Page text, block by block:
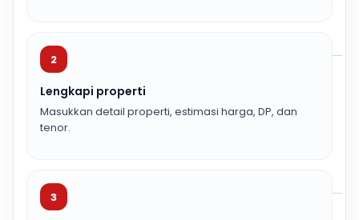
2
Lengkapi properti
Masukkan detail properti, estimasi harga, DP, dan
tenor.
3